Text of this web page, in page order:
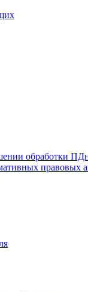
обработки
правовых